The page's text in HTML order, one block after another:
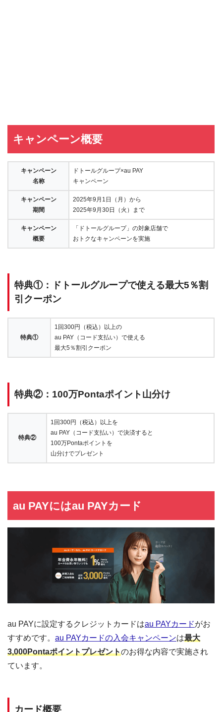
キャンペーン概要
キャンペーン
名称
ドトールグループ×au PAY
キャンペーン
キャンペーン
期間
2025年9月1日（月）から
2025年9月30日（火）まで
キャンペーン
概要
「ドトールグループ」の対象店舗で
おトクなキャンペーンを実施
特典①：ドトールグループで使える最大5％割
引クーポン
特典①
1回300円（税込）以上の
au PAY（コード支払い）で使える
最大5％割引クーポン
特典②：100万Pontaポイント山分け
特典②
1回300円（税込）以上を
au PAY（コード支払い）で決済すると
100万Pontaポイントを
山分けでプレゼント
au PAYにはau PAYカード
au PAYに設定するクレジットカードはau PAYカードがお
すすめです。 au PAYカードの入会キャンペーンは最大
3,000Pontaポイントプレゼントのお得な内容で実施され
ています。
カード概要